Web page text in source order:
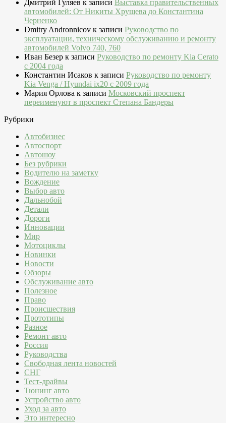
Дмитрий Гуляев к записи Выставка правительственных
автомобилей: От Никиты Хрущева до Константина
Черненко
Dmitry Andronnicov к записи Руководство по
эксплуатации, техническому обслуживанию и ремонту
автомобилей Volvo 740, 760
Иван Безер к записи Руководство по ремонту Kia Cerato
c 2004 года
Константин Исаков к записи Руководство по ремонту
Kia Venga / Hyundai ix20 c 2009 года
Мария Орлова к записи Московский проспект
переименуют в проспект Степана Бандеры
Рубрики
Автобизнес
Автоспорт
Автошоу
Без рубрики
Водителю на заметку
Вождение
Выбор авто
Дальнобой
Детали
Дороги
Инновации
Мир
Мотоциклы
Новинки
Новости
Обзоры
Обслуживание авто
Полезное
Право
Происшествия
Прототипы
Разное
Ремонт авто
Россия
Руководства
Свободная лента новостей
СНГ
Тест-драйвы
Тюнинг авто
Устройство авто
Уход за авто
Это интересно